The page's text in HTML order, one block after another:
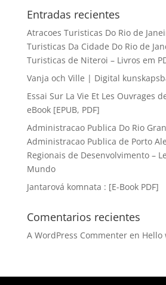
Entradas recientes
Atracoes Turisticas Do Rio de
Turisticas Da Cidade Do Rio de
Turisticas de Niteroi – Livros em
Vanja och Ville | Digital
Essai Sur La Vie Et Les Ouvrages
eBook [EPUB, PDF]
Administracao Publica Do Rio
Administracao Publica de Porto
Regionais de Desenvolvimento –
Mundo
Jantarová komnata : [E-Book PDF]
Comentarios recientes
A WordPress Commenteren Hello